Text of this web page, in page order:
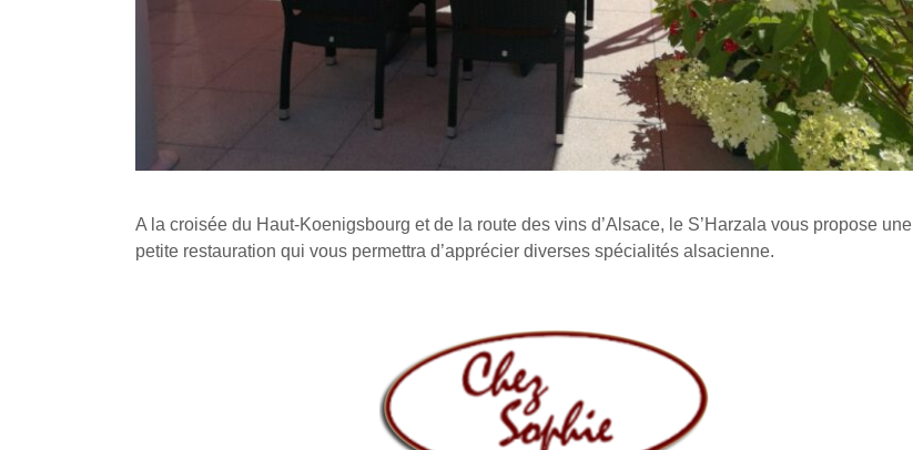
A la croisée du Haut-Koenigsbourg et de la route des vins d’Alsace, le S’Harzala vous propose une
petite restauration qui vous permettra d’apprécier diverses spécialités alsacienne.